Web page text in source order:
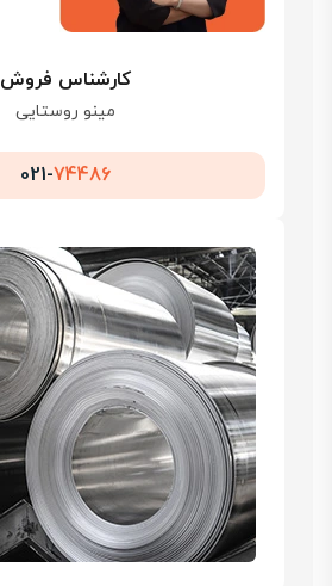
کارشناس فروش
مینو روستایی
021-74486